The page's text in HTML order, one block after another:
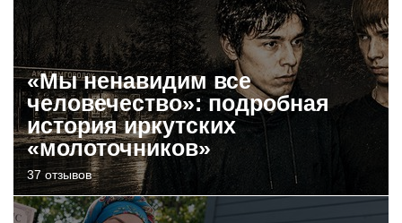
«Мы ненавидим все
человечество»: подробная
история иркутских
«молоточников»
37 отзывов